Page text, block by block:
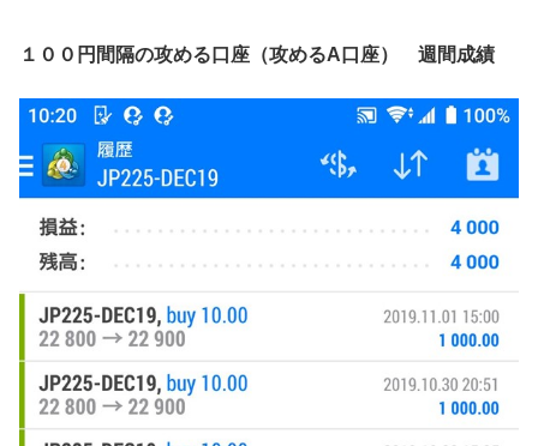
１００円間隔の攻める口座（攻めるA口座） 週間成績